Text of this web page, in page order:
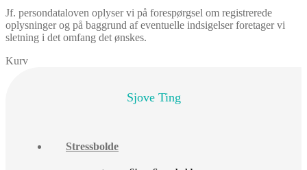
Jf. persondataloven oplyser vi på forespørgsel om registrerede
oplysninger og på baggrund af eventuelle indsigelser foretager vi
sletning i det omfang det ønskes.
Kurv
Sjove Ting
Stressbolde